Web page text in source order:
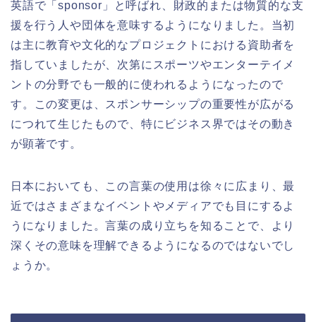
英語で「sponsor」と呼ばれ、財政的または物質的な支
援を行う人や団体を意味するようになりました。当初
は主に教育や文化的なプロジェクトにおける資助者を
指していましたが、次第にスポーツやエンターテイメ
ントの分野でも一般的に使われるようになったので
す。この変更は、スポンサーシップの重要性が広がる
につれて生じたもので、特にビジネス界ではその動き
が顕著です。
日本においても、この言葉の使用は徐々に広まり、最
近ではさまざまなイベントやメディアでも目にするよ
うになりました。言葉の成り立ちを知ることで、より
深くその意味を理解できるようになるのではないでし
ょうか。